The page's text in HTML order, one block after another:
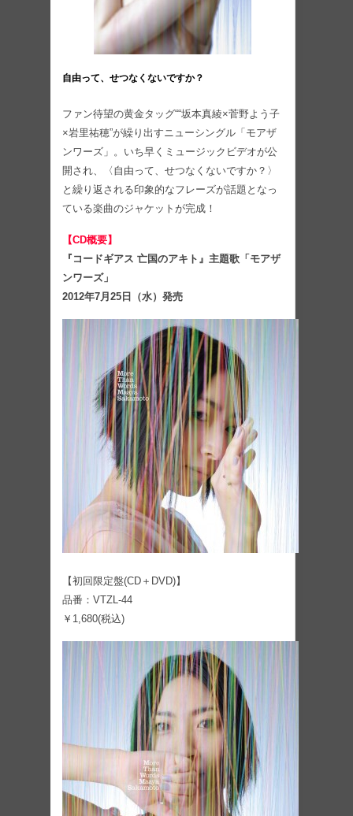
自由って、せつなくないですか？
ファン待望の黄金タッグ““坂本真綾×菅野よう子
×岩里祐穂”が繰り出すニューシングル「モアザ
ンワーズ」。いち早くミュージックビデオが公
開され、〈自由って、せつなくないですか？〉
と繰り返される印象的なフレーズが話題となっ
ている楽曲のジャケットが完成！
【CD概要】
『コードギアス 亡国のアキト』主題歌「モアザ
ンワーズ」
2012年7月25日（水）発売
【初回限定盤(CD＋DVD)】
品番：VTZL-44
￥1,680(税込)